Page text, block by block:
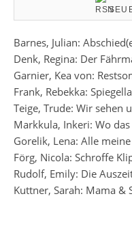
Barnes, Julian:
Denk, Regina: Der
Garnier, Kea von:
Frank, Rebekka:
Teige, Trude: Wir sehen
Markkula, Inkeri: Wo
Gorelik, Lena: Alle
Förg, Nicola: Schroffe
Rudolf, Emily: Die
Kuttner, Sarah: Mama &